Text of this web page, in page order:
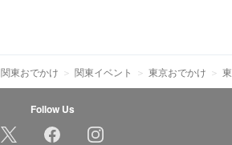
関東おでかけ 関東イベント 東京おでかけ
Follow Us